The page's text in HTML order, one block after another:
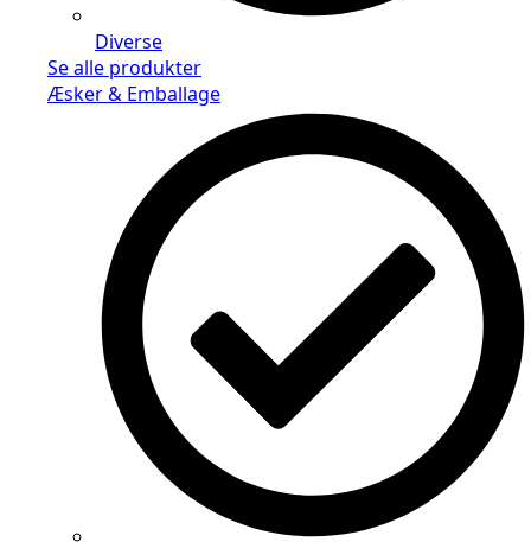
Diverse
Se alle produkter
Æsker & Emballage